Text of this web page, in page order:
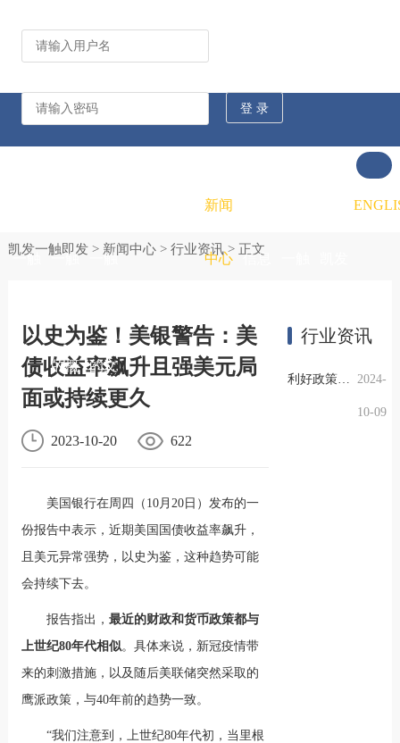
一触 一触
的概
一触
的文
新闻
中心 信息
凯发一触即发> 新闻中心> 行业资讯> 正文
以史为鉴！美银警告：美
债收益率飙升且强美元局
面或持续更久
2023-10-20 622
美国银行在周四（10月20日）发布的一
份报告中表示，近期美国国债收益率飙升，
且美元异常强势，以史为鉴，这种趋势可能
会持续下去。
报告指出，最近的财政和货币政策都与
上世纪80年代相似。具体来说，新冠疫情带
来的刺激措施，以及随后美联储突然采取的
鹰派政策，与40年前的趋势一致。
“我们注意到，上世纪80年代初，当里根
行业资讯
利好政策提振钢市信心，四季度行业需求或小幅上升 2024-
10-09